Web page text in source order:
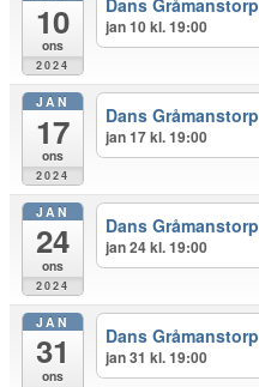
10
ons
2024
Dans Gråmanstorp
jan 10 kl. 19:00
JAN
17
ons
2024
Dans Gråmanstorp
jan 17 kl. 19:00
JAN
24
ons
2024
Dans Gråmanstorp
jan 24 kl. 19:00
JAN
31
ons
Dans Gråmanstorp
jan 31 kl. 19:00